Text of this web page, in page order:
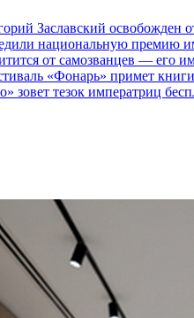
Заславский освобожден
национальную премию
от самозванцев — его
«Фонарь» примет
зовет тезок императриц